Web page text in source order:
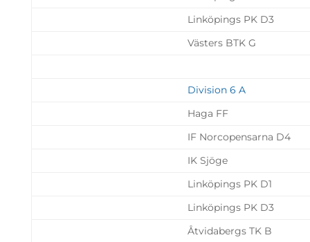
Linköpings PK D3
Västers BTK G
Division 6 A
Haga FF
IF Norcopensarna D4
IK Sjöge
Linköpings PK D1
Linköpings PK D3
Åtvidabergs TK B